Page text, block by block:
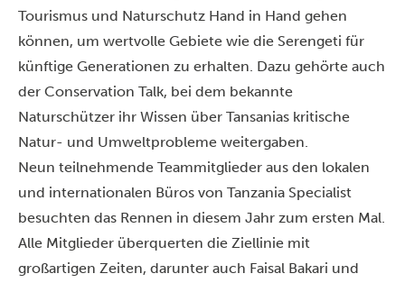
Tourismus und Naturschutz Hand in Hand gehen
können, um wertvolle Gebiete wie die Serengeti für
künftige Generationen zu erhalten. Dazu gehörte auch
der Conservation Talk, bei dem bekannte
Naturschützer ihr Wissen über Tansanias kritische
Natur- und Umweltprobleme weitergaben.
Neun teilnehmende Teammitglieder aus den lokalen
und internationalen Büros von Tanzania Specialist
besuchten das Rennen in diesem Jahr zum ersten Mal.
Alle Mitglieder überquerten die Ziellinie mit
großartigen Zeiten, darunter auch Faisal Bakari und